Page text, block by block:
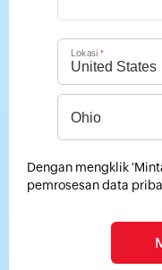
Lokasi *
Dengan mengklik
pemrosesan data